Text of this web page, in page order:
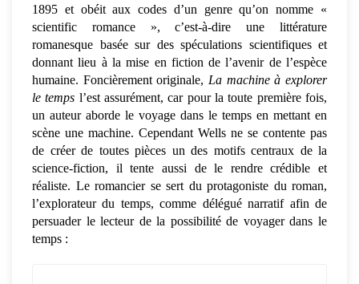
1895 et obéit aux codes d’un genre qu’on nomme «
scientific romance », c’est-à-dire une littérature
romanesque basée sur des spéculations scientifiques et
donnant lieu à la mise en fiction de l’avenir de l’espèce
humaine. Foncièrement originale, La machine à explorer
le temps l’est assurément, car pour la toute première fois,
un auteur aborde le voyage dans le temps en mettant en
scène une machine. Cependant Wells ne se contente pas
de créer de toutes pièces un des motifs centraux de la
science-fiction, il tente aussi de le rendre crédible et
réaliste. Le romancier se sert du protagoniste du roman,
l’explorateur du temps, comme délégué narratif afin de
persuader le lecteur de la possibilité de voyager dans le
temps :